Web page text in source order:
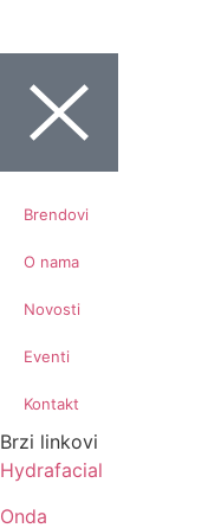
Brendovi
O nama
Novosti
Eventi
Kontakt
Brzi linkovi
Hydrafacial
Onda